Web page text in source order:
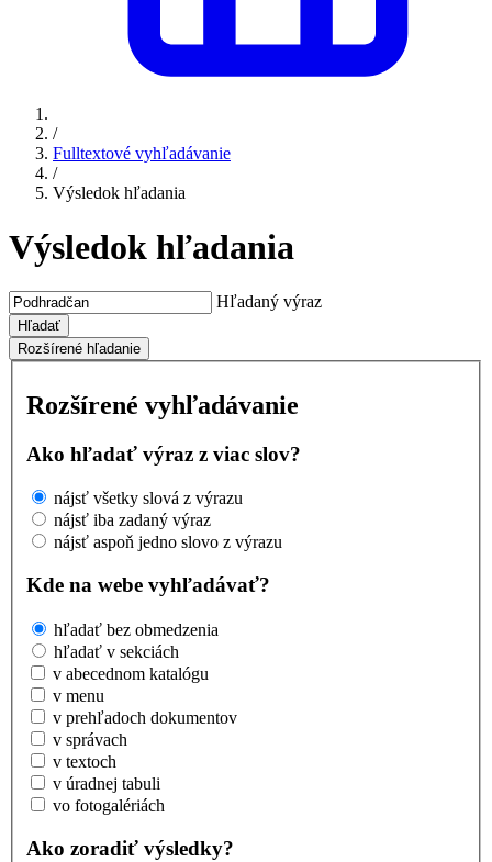
/
Fulltextové vyhľadávanie
/
Výsledok hľadania
Výsledok hľadania
Hľadaný výraz
Hľadať
Rozšírené hľadanie
Rozšírené vyhľadávanie
Ako hľadať výraz z viac slov?
nájsť všetky slová z výrazu
nájsť iba zadaný výraz
nájsť aspoň jedno slovo z výrazu
Kde na webe vyhľadávať?
hľadať bez obmedzenia
hľadať v sekciách
v abecednom katalógu
v menu
v prehľadoch dokumentov
v správach
v textoch
v úradnej tabuli
vo fotogalériách
Ako zoradiť výsledky?